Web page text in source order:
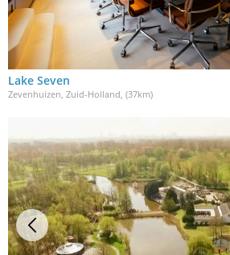
Lake Seven
Zevenhuizen, Zuid-Holland, (37km)